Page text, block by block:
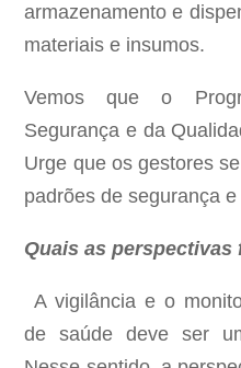
armazenamento e
materiais e insumos.
Vemos que o
Segurança e da
Urge que os gestores
padrões de segurança
Quais as perspectivas
A vigilância e o
de saúde deve ser